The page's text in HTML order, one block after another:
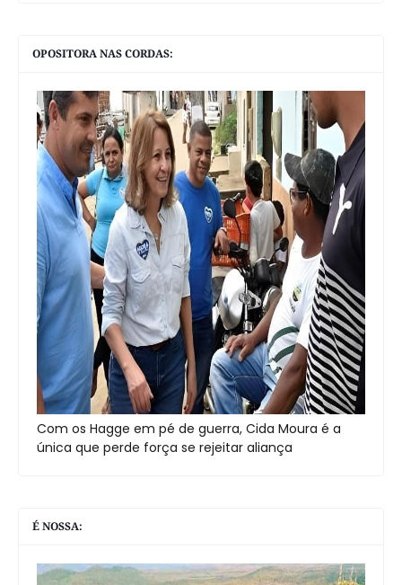
OPOSITORA NAS CORDAS:
Com os Hagge em pé de guerra, Cida Moura é a
única que perde força se rejeitar aliança
É NOSSA: